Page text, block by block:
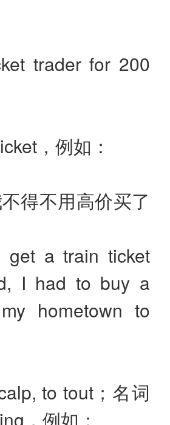
trader for 200
，例如：
得不用高价买了
get a train ticket
I had to buy a
hometown to
to tout；名词
，例如：